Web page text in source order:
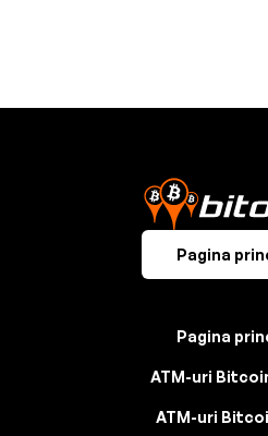
Pagina
Pagina
ATM-uri
ATM-uri